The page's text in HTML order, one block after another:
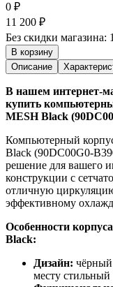
0 ₽
11 200 ₽
Без скидки магазина:
В корзину
Описание
В нашем интернет-
купить
MESH Black
Компьютерный
Black (90DC00G0-
решение для вашего
конструкции с
отличную
эффективному
Особенности
Black:
Дизайн: чёрный
месту